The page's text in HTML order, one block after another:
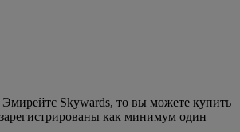
Skywards, то вы можете купить
как минимум один